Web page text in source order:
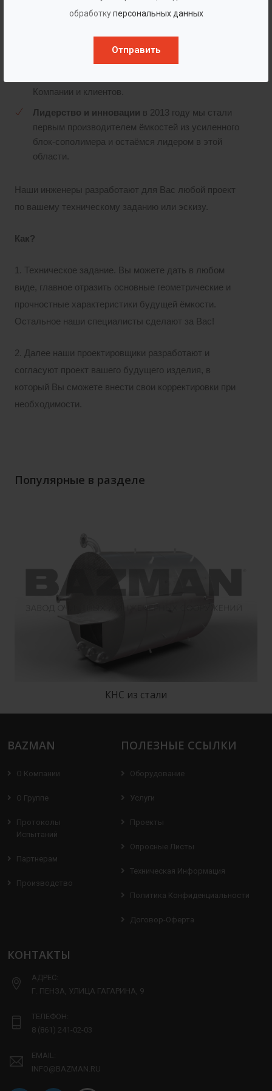
обработкуперсональных данных
Отправить
жестким требованиям к качеству и
– у нас работают профессионалы своего
дела, позволяют воплощать в жизнь лучшие
Компании и клиентов.
Лидерство и инновации в 2013 году мы стали
первым производителем ёмкостей из усиленного
блок-сополимера и остаёмся лидером в этой
области.
Наши инженеры разработают для Вас любой проект
по вашему техническому заданию или эскизу.
Как?
1. Техническое задание. Вы можете дать в любом
виде, главное отразить основные геометрические и
прочностные характеристики будущей ёмкости.
Остальное наши специалисты сделают за Вас!
2. Далее наши проектировщики разработают и
согласуют проект вашего будущего изделия, в
который Вы сможете внести свои корректировки при
необходимости.
Популярные в разделе
КНС из стали
BAZMAN
О Компании
О Группе
Протоколы
Испытаний
Партнерам
Производство
ПОЛЕЗНЫЕ ССЫЛКИ
Оборудование
Услуги
Проекты
Опросные Листы
Техническая Информация
Политика Конфиденциальности
Договор-Оферта
КОНТАКТЫ
АДРЕС:
Г. ПЕНЗА, УЛИЦА ГАГАРИНА, 9
ТЕЛЕФОН:
8 (861) 241-02-03
EMAIL:
INFO@BAZMAN.RU